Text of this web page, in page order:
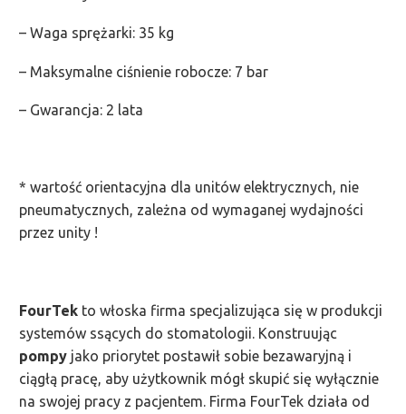
– Waga sprężarki: 35 kg
– Maksymalne ciśnienie robocze: 7 bar
– Gwarancja: 2 lata
* wartość orientacyjna dla unitów elektrycznych, nie
pneumatycznych, zależna od wymaganej wydajności
przez unity !
FourTek to włoska firma specjalizująca się w produkcji
systemów ssących do stomatologii. Konstruując
pompy jako priorytet postawił sobie bezawaryjną i
ciągłą pracę, aby użytkownik mógł skupić się wyłącznie
na swojej pracy z pacjentem. Firma FourTek działa od